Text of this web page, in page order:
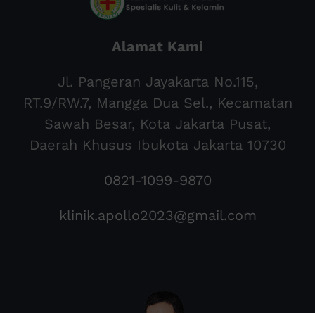
Alamat Kami
Jl. Pangeran Jayakarta No.115,
RT.9/RW.7, Mangga Dua Sel., Kecamatan
Sawah Besar, Kota Jakarta Pusat,
Daerah Khusus Ibukota Jakarta 10730
0821-1099-9870
klinik.apollo2023@gmail.com